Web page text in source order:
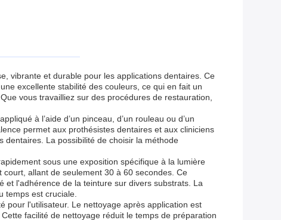
vibrante et durable pour les applications dentaires. Ce
excellente stabilité des couleurs, ce qui en fait un
vous travailliez sur des procédures de restauration,
à l’aide d’un pinceau, d’un rouleau ou d’un
permet aux prothésistes dentaires et aux cliniciens
dentaires. La possibilité de choisir la méthode
sous une exposition spécifique à la lumière
allant de seulement 30 à 60 secondes. Ce
et l'adhérence de la teinture sur divers substrats. La
temps est cruciale.
pour l'utilisateur. Le nettoyage après application est
facilité de nettoyage réduit le temps de préparation